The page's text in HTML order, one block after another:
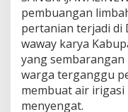
u
r
M
B
G
C
e
pembuangan
pertanian terjadi di
waway karya
yang
warga terganggu
membuat air
menyengat.